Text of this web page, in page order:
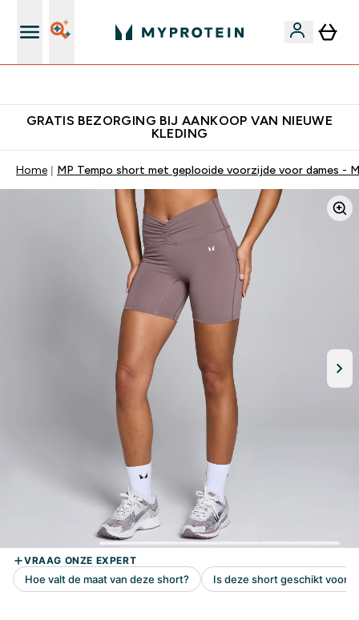
GRATIS BEZORGING BIJ AANKOOP VAN NIEUWE
KLEDING
Home MP Tempo short met geplooide voorzijde voor dames -